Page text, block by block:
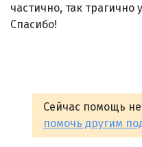
частично, так
Спасибо!
Сейчас помощь
помочь другим